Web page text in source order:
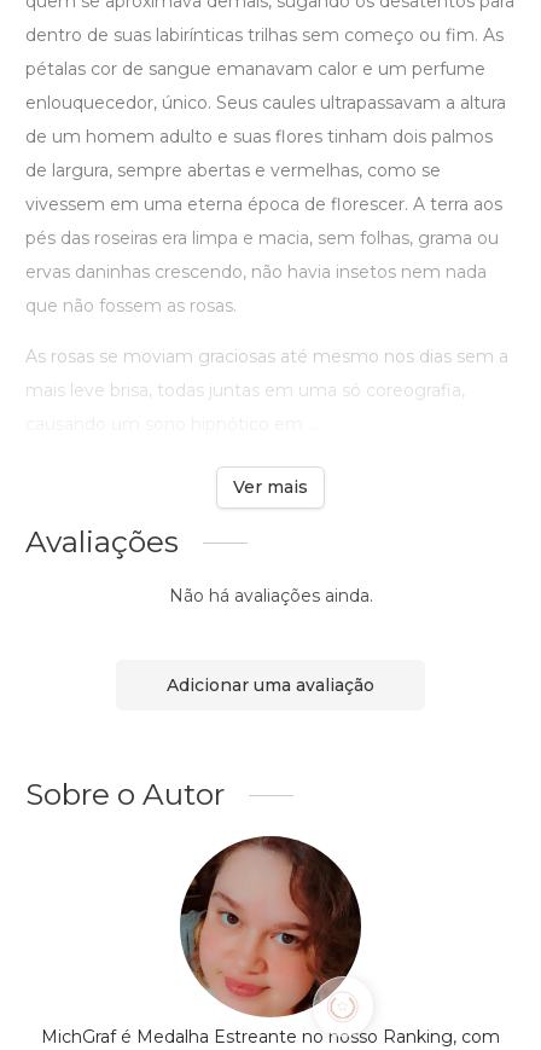
dentro de suas labirínticas trilhas sem começo ou fim. As
pétalas cor de sangue emanavam calor e um perfume
enlouquecedor, único. Seus caules ultrapassavam a altura
de um homem adulto e suas flores tinham dois palmos
de largura, sempre abertas e vermelhas, como se
vivessem em uma eterna época de florescer. A terra aos
pés das roseiras era limpa e macia, sem folhas, grama ou
ervas daninhas crescendo, não havia insetos nem nada
que não fossem as rosas.
As rosas se moviam graciosas até mesmo nos dias sem a
mais leve brisa, todas juntas em uma só coreografia,
Ver mais
Avaliações
Não há avaliações ainda.
Adicionar uma avaliação
Sobre o Autor
MichGraf é Medalha Estreante no nosso Ranking, com